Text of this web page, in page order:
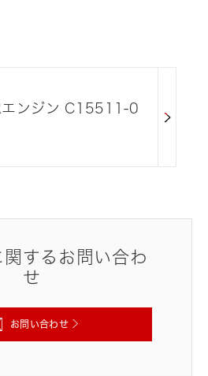
エンジン C15511-0
関するお問い合わ
せ
お問い合わせ